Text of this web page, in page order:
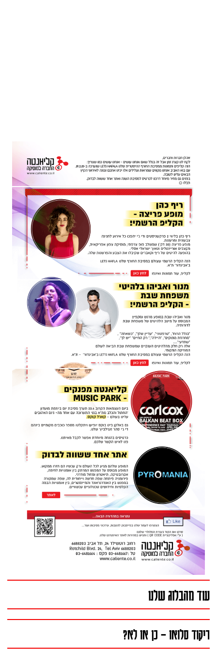
עוד מהבלוג שלנו
ריקוד סלואו – כן או לא?